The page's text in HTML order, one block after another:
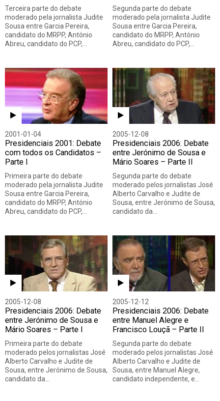
Terceira parte do debate
moderado pela jornalista Judite
Sousa entre Garcia Pereira,
candidato do MRPP, António
Abreu, candidato do PCP,…
Segunda parte do debate
moderado pela jornalista Judite
Sousa entre Garcia Pereira,
candidato do MRPP, António
Abreu, candidato do PCP,…
2001-01-04
Presidenciais 2001: Debate
com todos os Candidatos –
Parte I
Primeira parte do debate
moderado pela jornalista Judite
Sousa entre Garcia Pereira,
candidato do MRPP, António
Abreu, candidato do PCP,…
2005-12-08
Presidenciais 2006: Debate
entre Jerónimo de Sousa e
Mário Soares – Parte II
Segunda parte do debate
moderado pelos jornalistas José
Alberto Carvalho e Judite de
Sousa, entre Jerónimo de Sousa,
candidato da…
2005-12-08
Presidenciais 2006: Debate
entre Jerónimo de Sousa e
Mário Soares – Parte I
Primeira parte do debate
moderado pelos jornalistas José
Alberto Carvalho e Judite de
Sousa, entre Jerónimo de Sousa,
candidato da…
2005-12-12
Presidenciais 2006: Debate
entre Manuel Alegre e
Francisco Louçã – Parte II
Segunda parte do debate
moderado pelos jornalistas José
Alberto Carvalho e Judite de
Sousa, entre Manuel Alegre,
candidato independente, e…